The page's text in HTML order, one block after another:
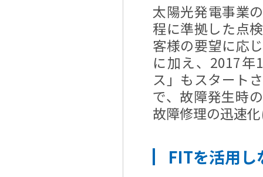
太陽光発電事業
程に準拠した点
客様の要望に応
に加え、2017
ス」もスタート
で、故障発生時
故障修理の迅速
FITを活用し